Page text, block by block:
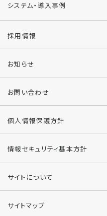
システム・導入事例
採用情報
お知らせ
お問い合わせ
個人情報保護方針
情報セキュリティ基本方針
サイトについて
サイトマップ